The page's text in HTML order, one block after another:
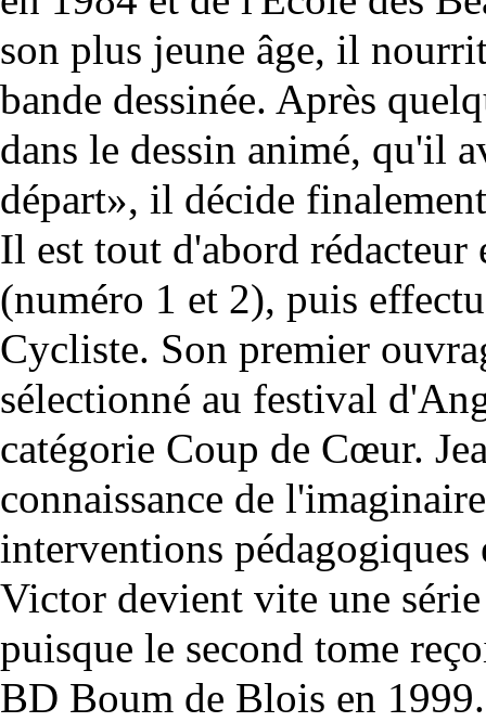
son plus jeune âge, il
bande dessinée. Après
dans le dessin animé, qu'il
départ», il décide
Il est tout d'abord
(numéro 1 et 2), puis
Cycliste. Son premier
sélectionné au festival
catégorie Coup de Cœur.
connaissance de
interventions pédagogiques
Victor devient vite une
puisque le second tome
BD Boum de Blois en 1999.